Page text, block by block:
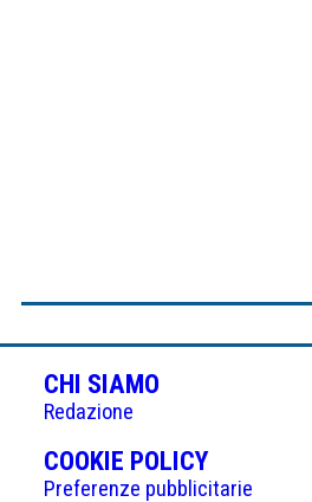
CHI SIAMO
Redazione
COOKIE POLICY(APRE
IN
Preferenze pubblicitarie